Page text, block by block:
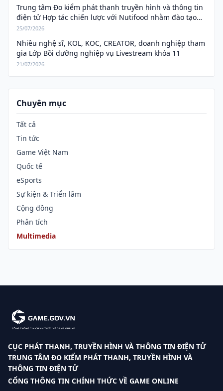
Trung tâm Đo kiểm phát thanh truyền hình và thông tin
điện tử Hợp tác chiến lược với Nutifood nhằm đào tạo
nguồn nhân lực truyền thông số.
25/07/2026
Nhiều nghệ sĩ, KOL, KOC, CREATOR, doanh nghiệp tham
gia Lớp Bồi dưỡng nghiệp vụ Livestream khóa 11
21/07/2026
Chuyên mục
Tất cả
Tin tức
Game Việt Nam
Quốc tế
eSports
Sự kiện & Triển lãm
Cộng đồng
Phân tích
Multimedia
CỤC PHÁT THANH, TRUYỀN HÌNH VÀ THÔNG TIN ĐIỆN TỬ
TRUNG TÂM ĐO KIỂM PHÁT THANH, TRUYỀN HÌNH VÀ
THÔNG TIN ĐIỆN TỬ
CỔNG THÔNG TIN CHÍNH THỨC VỀ GAME ONLINE